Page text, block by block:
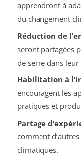
apprendront à
du changement
Réduction de
seront partagées
de serre dans
Habilitation à
encouragent les
pratiques et
Partage
comment
climatiques.